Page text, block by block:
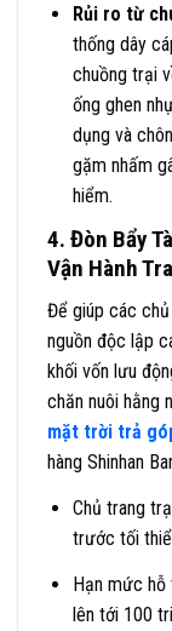
Rủi ro từ
thống dây
chuồng trại
ống ghen
dụng và
gặm nhấm
hiểm.
4. Đòn Bẩy
Vận Hành
Để giúp các
nguồn độc lập
khối vốn lưu
chăn nuôi hằng
mặt trời trả
hàng Shinhan
Chủ trang
trước tối
Hạn mức hỗ
lên tới 100